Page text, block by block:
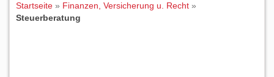
Startseite » Finanzen, Versicherung u. Recht »
Steuerberatung